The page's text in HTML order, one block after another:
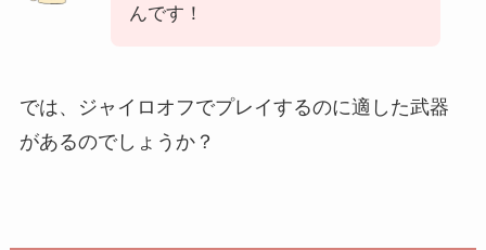
んです！
では、ジャイロオフでプレイするのに適した武器
があるのでしょうか？